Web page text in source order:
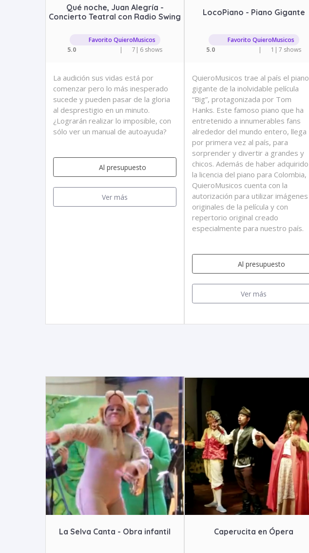
Qué noche, Juan Alegría -
Concierto Teatral con Radio Swing
Favorito QuieroMusicos
5.0
| 7 | 6 shows
La audición sus vidas está por
comenzar pero lo más inesperado
sucede y pueden pasar de la gloria
al desprestigio en un minuto.
¿Lograrán realizar lo imposible, con
sólo ver un manual de autoayuda?
Al presupuesto
Ver más
LocoPiano - Piano Gigante
Favorito QuieroMusicos
5.0
| 1 | 7 shows
QuieroMusicos trae al país el piano
gigante de la inolvidable película
“Big”, protagonizada por Tom
Hanks. Este famoso piano que ha
entretenido a innumerables fans
alrededor del mundo entero, llega
por primera vez al país, para
sorprender y divertir a grandes y
chicos. Además de haber adquirido
la licencia del piano para Colombia,
QuieroMusicos cuenta con la
autorización para utilizar imágenes
originales de la película y con
repertorio original creado
especialmente para nuestro país.
Al presupuesto
Ver más
La Selva Canta - Obra infantil Caperucita en Ópera